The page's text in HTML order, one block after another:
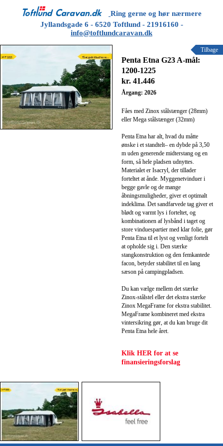
Ring gerne og hør nærmere
Jyllandsgade 6 - 6520 Toftlund - 21916160 -
info@toftlundcaravan.dk
Penta Etna G23 A-mål:
1200-1225
kr. 41.446
Årgang: 2026
Fåes med Zinox stålstænger (28mm)
eller Mega stålstænger (32mm)
Penta Etna har alt, hvad du måtte
ønske i et standtelt– en dybde på 3,50
m uden generende midterstang og en
form, så hele pladsen udnyttes.
Materialet er Isacryl, der tillader
forteltet at ånde. Myggenetvinduer i
begge gavle og de mange
åbningsmuligheder, giver et optimalt
indeklima. Det sandfarvede tag giver et
blødt og varmt lys i forteltet, og
kombinationen af lysbånd i taget og
store vinduespartier med klar folie, gør
Penta Etna til et lyst og venligt fortelt
at opholde sig i. Den stærke
stangkonstruktion og den femkantede
facon, betyder stabilitet til en lang
sæson på campingpladsen.
Du kan vælge mellem det stærke
Zinox-stålstel eller det ekstra stærke
Zinox MegaFrame for ekstra stabilitet.
MegaFrame kombineret med ekstra
vintersikring gør, at du kan bruge dit
Penta Etna hele året.
Klik HER for at se
finansieringsforslag
Tilbage